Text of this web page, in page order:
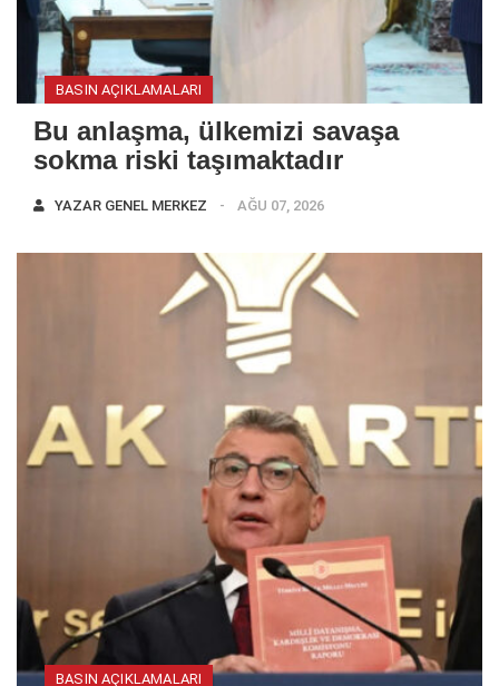
BASIN AÇIKLAMALARI
Bu anlaşma, ülkemizi savaşa
sokma riski taşımaktadır
YAZAR GENEL MERKEZ AĞU 07, 2026
BASIN AÇIKLAMALARI